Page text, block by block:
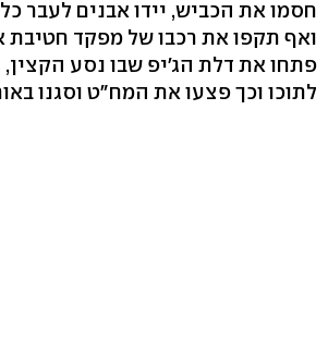
חסמו את הכביש, יידו אבנים לעבר
ואף תקפו את רכבו של מפקד חטיבת
פתחו את דלת הג'יפ שבו נסע הקצין,
לתוכו וכך פצעו את המח"ט וסגנו